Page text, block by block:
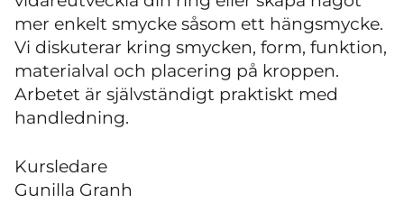
mer enkelt smycke såsom ett hängsmycke.
Vi diskuterar kring smycken, form, funktion,
materialval och placering på kroppen.
Arbetet är självständigt praktiskt med
handledning.
Kursledare
Gunilla Granh